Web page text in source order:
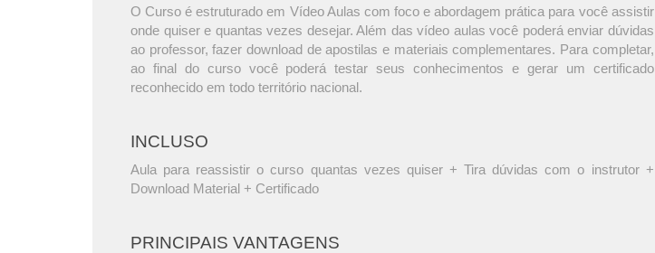
O Curso é estruturado em Vídeo Aulas com foco e abordagem prática para você assistir
onde quiser e quantas vezes desejar. Além das vídeo aulas você poderá enviar dúvidas
ao professor, fazer download de apostilas e materiais complementares. Para completar,
ao final do curso você poderá testar seus conhecimentos e gerar um certificado
reconhecido em todo território nacional.
INCLUSO
Aula para reassistir o curso quantas vezes quiser + Tira dúvidas com o instrutor +
Download Material + Certificado
PRINCIPAIS VANTAGENS